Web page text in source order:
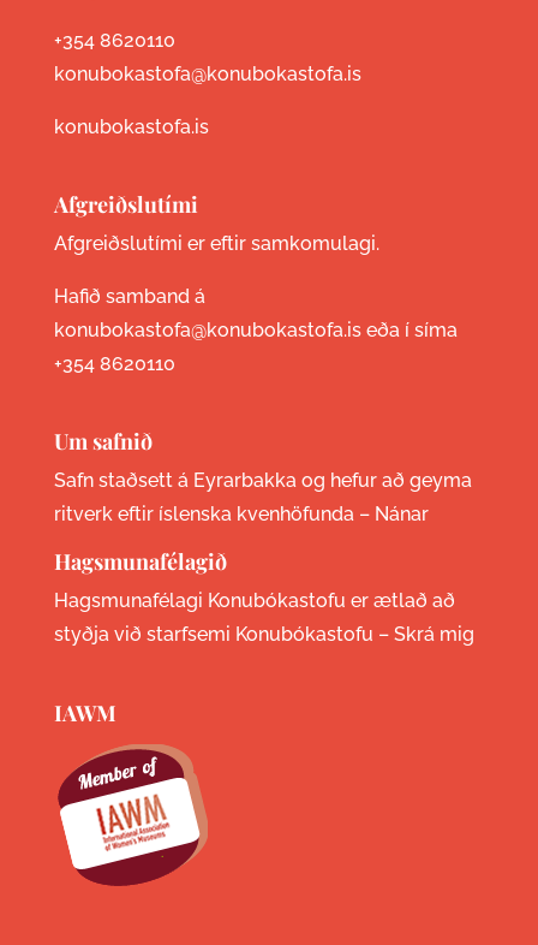
+354 8620110
konubokastofa@konubokastofa.is
konubokastofa.is
Afgreiðslutími
Afgreiðslutími er eftir samkomulagi.
Hafið samband á
konubokastofa@konubokastofa.is eða í síma
+354 8620110
Um safnið
Safn staðsett á Eyrarbakka og hefur að geyma
ritverk eftir íslenska kvenhöfunda – Nánar
Hagsmunafélagið
Hagsmunafélagi Konubókastofu er ætlað að
styðja við starfsemi Konubókastofu – Skrá mig
IAWM